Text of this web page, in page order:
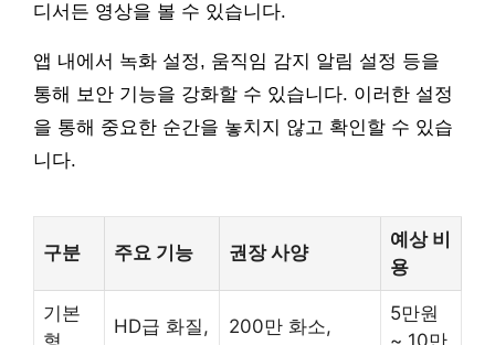
디서든 영상을 볼 수 있습니다.
앱 내에서 녹화 설정, 움직임 감지 알림 설정 등을
통해 보안 기능을 강화할 수 있습니다. 이러한 설정
을 통해 중요한 순간을 놓치지 않고 확인할 수 있습
니다.
구분 주요 기능 권장 사양
예상 비
용
기본
HD급 화질,
200만 화소,
5만원